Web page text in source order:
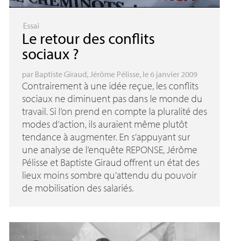
Essai
Le retour des conflits
sociaux?
par Baptiste Giraud,Jérôme Pélisse, le 6 janvier 2009
Contrairement à une idée reçue, les conflits
sociaux ne diminuent pas dans le monde du
travail. Si l’on prend en compte la pluralité des
modes d’action, ils auraient même plutôt
tendance à augmenter. En s’appuyant sur
une analyse de l’enquête REPONSE, Jérôme
Pélisse et Baptiste Giraud offrent un état des
lieux moins sombre qu’attendu du pouvoir
de mobilisation des salariés.